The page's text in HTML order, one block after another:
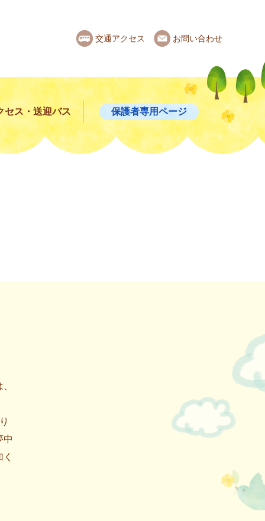
セス・送迎バス 保護者専用ページ
交通アクセス お問い合わせ
中